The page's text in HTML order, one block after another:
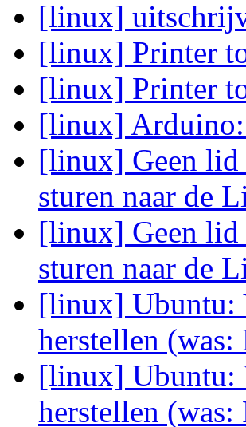
[linux]
[linux] Printer
[linux] Printer
[linux] Arduino:
[linux] Geen lid
sturen naar de
[linux] Geen lid
sturen naar de
[linux] Ubuntu:
herstellen
[linux] Ubuntu:
herstellen